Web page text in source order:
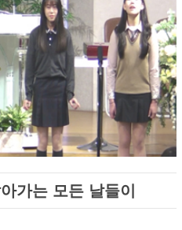
가는 모든 날들이